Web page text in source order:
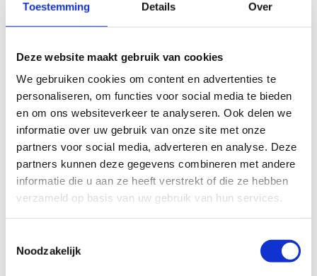
Toestemming Details Over
Deze website maakt gebruik van cookies
We gebruiken cookies om content en advertenties te
personaliseren, om functies voor social media te bieden
en om ons websiteverkeer te analyseren. Ook delen we
informatie over uw gebruik van onze site met onze
partners voor social media, adverteren en analyse. Deze
partners kunnen deze gegevens combineren met andere
informatie die u aan ze heeft verstrekt of die ze hebben
verzameld op basis van uw gebruik van hun services.
Noodzakelijk
begeleiding voorzien. Het is dus raadzaam je
duiken. Kinderen of jongeren onder de 16 jaar
zijn niet toegelaten in onze fitness.
Ben je gebeten door de fitnessmicrobe en
reserveer je graag je plaatsje? Koop dan online
een ticketje.